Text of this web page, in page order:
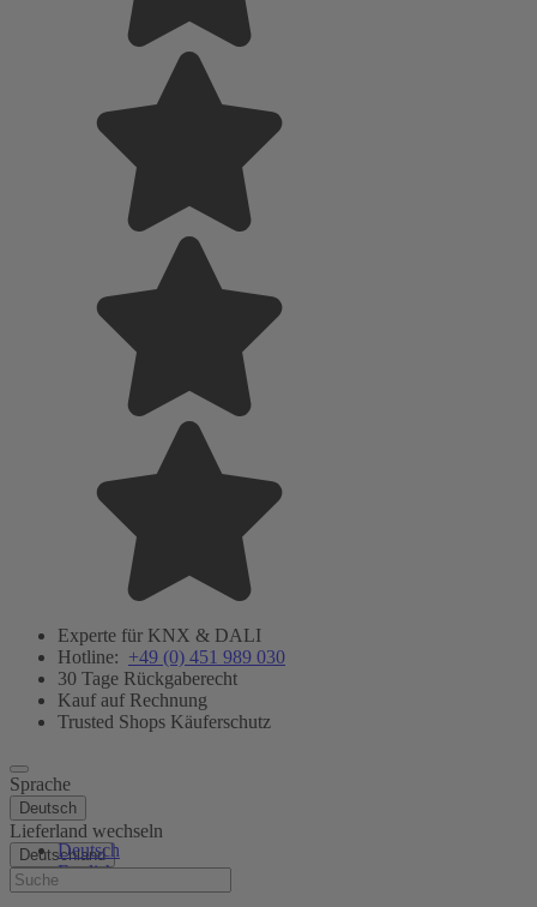
Experte für KNX & DALI
Hotline: +49 (0) 451 989 030
30 Tage Rückgaberecht
Kauf auf Rechnung
Trusted Shops Käuferschutz
Sprache
Deutsch
Deutsch
English
Lieferland wechseln
Deutschland
Hilfe